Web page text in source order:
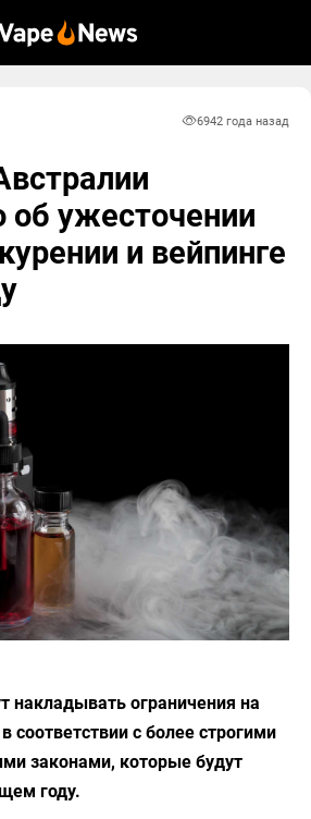
6942 года назад
об ужесточении
и вейпинге
накладывать ограничения на
соответствии с более строгими
законами, которые будут
году.